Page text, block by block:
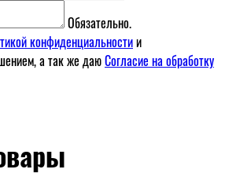
Обязательно.
конфиденциальностии
а так же даюСогласие на обработку